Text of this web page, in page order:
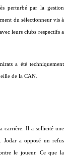
perturbé par la gestion
du sélectionneur vis à
leurs clubs respectifs a
a été techniquement
de la CAN.
carrière. Il a sollicité une
Jodar a opposé un refus
le joueur. Ce que la